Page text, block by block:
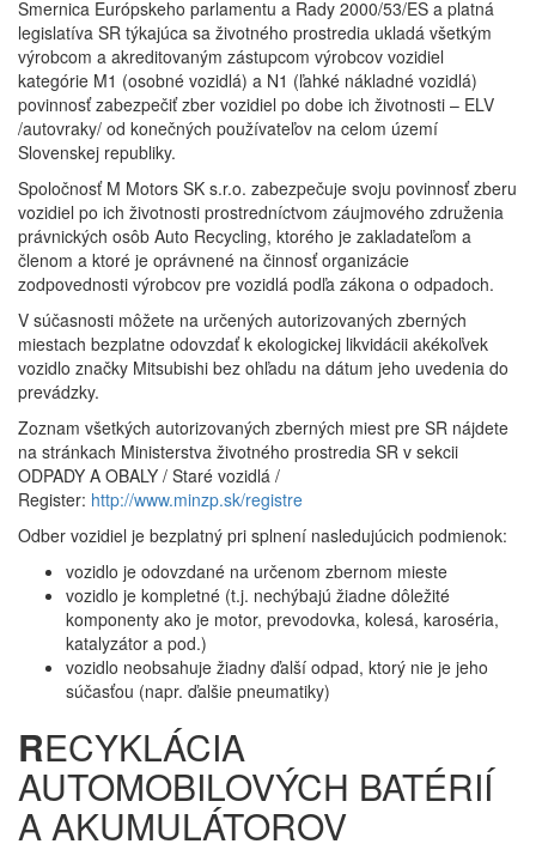
Smernica Európskeho parlamentu a Rady 2000/53/ES a platná
legislatíva SR týkajúca sa životného prostredia ukladá všetkým
výrobcom a akreditovaným zástupcom výrobcov vozidiel
kategórie M1 (osobné vozidlá) a N1 (ľahké nákladné vozidlá)
povinnosť zabezpečiť zber vozidiel po dobe ich životnosti – ELV
/autovraky/ od konečných používateľov na celom území
Slovenskej republiky.
Spoločnosť M Motors SK s.r.o. zabezpečuje svoju povinnosť zberu
vozidiel po ich životnosti prostredníctvom záujmového združenia
právnických osôb Auto Recycling, ktorého je zakladateľom a
členom a ktoré je oprávnené na činnosť organizácie
zodpovednosti výrobcov pre vozidlá podľa zákona o odpadoch.
V súčasnosti môžete na určených autorizovaných zberných
miestach bezplatne odovzdať k ekologickej likvidácii akékoľvek
vozidlo značky Mitsubishi bez ohľadu na dátum jeho uvedenia do
prevádzky.
Zoznam všetkých autorizovaných zberných miest pre SR nájdete
na stránkach Ministerstva životného prostredia SR v sekcii
ODPADY A OBALY / Staré vozidlá /
Register: http://www.minzp.sk/registre
Odber vozidiel je bezplatný pri splnení nasledujúcich podmienok:
vozidlo je odovzdané na určenom zbernom mieste
vozidlo je kompletné (t.j. nechýbajú žiadne dôležité
komponenty ako je motor, prevodovka, kolesá, karoséria,
katalyzátor a pod.)
vozidlo neobsahuje žiadny ďalší odpad, ktorý nie je jeho
súčasťou (napr. ďalšie pneumatiky)
RECYKLÁCIA
AUTOMOBILOVÝCH BATÉRIÍ
A AKUMULÁTOROV